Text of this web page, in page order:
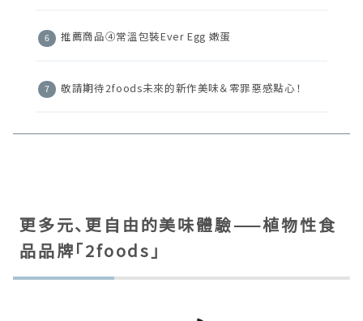
推薦商品④常溫包裝Ever Egg 嫩蛋
敬請期待2foods未來的新作美味＆零罪惡感點心！
更多元、更自由的美味體驗——植物性食
品品牌「2foods」